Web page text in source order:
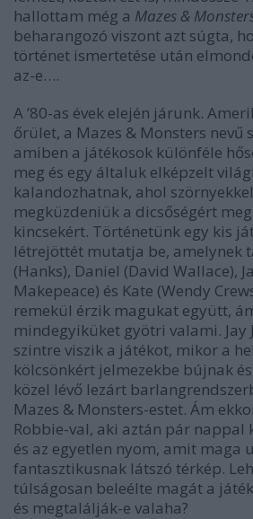
hallottam még a Mazes &
beharangozó viszont azt súgta,
történet ismertetése után
az-e….
A ’80-as évek elején járunk.
őrület, a Mazes & Monsters nevű
amiben a játékosok különféle
meg és egy általuk elképzelt
kalandozhatnak, ahol
megküzdeniük a dicsőségért
kincsekért. Történetünk egy kis
létrejöttét mutatja be, amelynek
(Hanks), Daniel (David Wallace),
Makepeace) és Kate (Wendy
remekül érzik magukat együtt,
mindegyiküket gyötri valami. Jay
szintre viszik a játékot, mikor a
kölcsönkért jelmezekbe bújnak
közel lévő lezárt
Mazes & Monsters-estet. Ám
Robbie-val, aki aztán pár nappal
és az egyetlen nyom, amit maga
fantasztikusnak látszó térkép.
túlságosan beleélte magát a
és megtalálják-e valaha?